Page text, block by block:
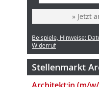
» Jetzt
Beispiele, Hinweise:
Widerruf
Stellenmarkt